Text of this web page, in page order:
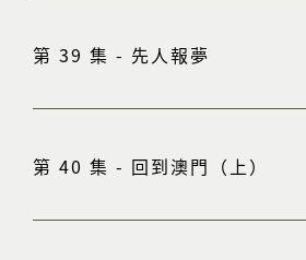
第 39 集 - 先人報夢
第 40 集 - 回到澳門（上）